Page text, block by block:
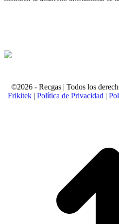
©2026 - Recgas | Todos los
Frikitek| Política de Privacidad |